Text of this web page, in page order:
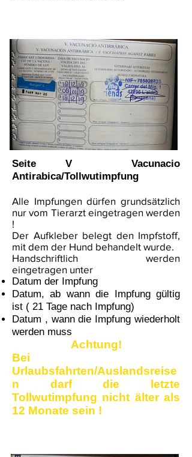
Seite V Vacunacio
Antirabica/Tollwutimpfung
Alle Impfungen dürfen grundsätzlich
nur vom Tierarzt eingetragen werden
!
Der Aufkleber belegt den Impfstoff,
mit dem der Hund behandelt wurde.
Handschriftlich werden
eingetragen unter
Datum der Impfung
Datum, ab wann die Impfung gültig
ist ( 21 Tage nach Impfung)
Datum , wann die Impfung wiederholt
werden muss
Achtung!
Bei
Urlaubsfahrten/Auslandsreise
n darf die letzte
Tollwutimpfung nicht älter als
12 Monate sein !